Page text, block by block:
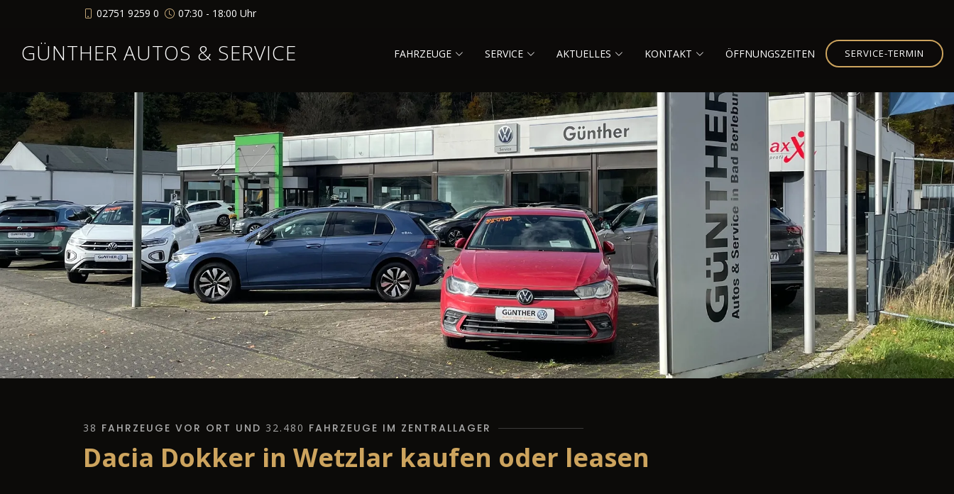
02751 9259 0 07:30 - 18:00 Uhr
GÜNTHER AUTOS & SERVICE FAHRZEUGE SERVICE AKTUELLES KONTAKT ÖFFNUNGSZEITEN SERVICE-TERMIN
38 FAHRZEUGE VOR ORT UND 32.480 FAHRZEUGE IM ZENTRALLAGER
Dacia Dokker in Wetzlar kaufen oder leasen